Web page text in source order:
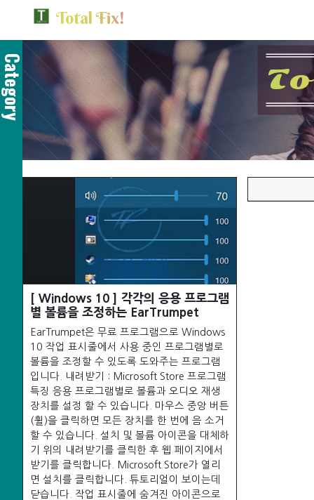
Total Fix!
To
Category
[ Windows 10 ] 각각의 응용 프로그램
별 볼륨을 조정하는 EarTrumpet
EarTrumpet은 무료 프로그램으로 Windows
10 작업 표시줄에서 사용 중인 프로그램별로
볼륨을 조정할 수 있도록 도와주는 프로그램
입니다. 내려받기 : Microsoft Store 프로그램
특징 응용 프로그램별로 볼륨과 오디오 재생
장치를 설정 할 수 있습니다. 마우스 중앙 버튼
(휠)을 클릭하면 모든 장치를 한 번에 음 소거
할 수 있습니다. 설치 및 볼륨 아이콘을 대체하
기 위의 내려받기를 클릭한 후 웹 페이지에서
받기를 클릭합니다. Microsoft Store가 열리
면 설치를 클릭합니다. 튜토리얼이 보이는데
닫습니다. 작업 표시줄에 숨겨진 아이콘으로